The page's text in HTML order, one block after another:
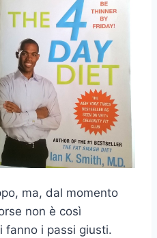
ma, dal momento
non è così
fanno i passi giusti.